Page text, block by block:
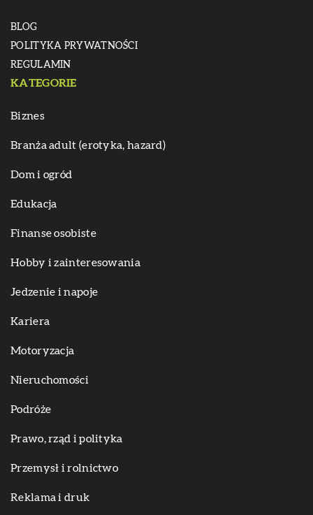
BLOG
POLITYKA PRYWATNOŚCI
REGULAMIN
KATEGORIE
Biznes
Branża adult (erotyka, hazard)
Dom i ogród
Edukacja
Finanse osobiste
Hobby i zainteresowania
Jedzenie i napoje
Kariera
Motoryzacja
Nieruchomości
Podróże
Prawo, rząd i polityka
Przemysł i rolnictwo
Reklama i druk